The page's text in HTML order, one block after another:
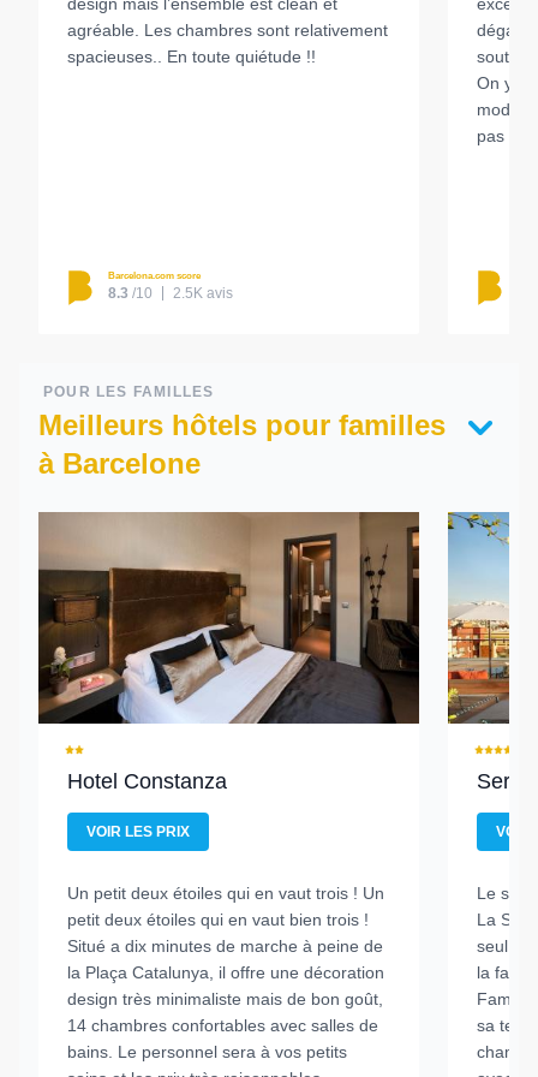
agréable. Les chambres sont relativement
spacieuses.. En toute quiétude !!
Barcelona.com score
8.3 /10 2.5K avis
On y
pas les
POUR LES FAMILLES
Meilleurs hôtels pour familles
à Barcelone
Hotel Constanza
VOIR LES PRIX
Un petit deux étoiles qui en vaut trois ! Un
petit deux étoiles qui en vaut bien trois !
Situé a dix minutes de marche à peine de
la Plaça Catalunya, il offre une décoration
design très minimaliste mais de bon goût,
14 chambres confortables avec salles de
bains. Le personnel sera à vos petits
VOIR
Le seul
La
seul
la
Familia
sa